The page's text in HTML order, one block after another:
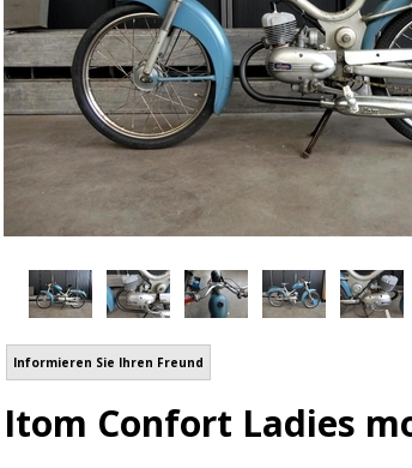
Informieren Sie Ihren Freund
Itom Confort Ladies